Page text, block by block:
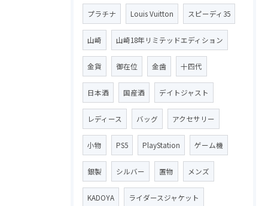
プラチナ Louis Vuitton スピーディ35
山崎 山崎18年リミテッドエディション
金貨 御在位 金歯 十四代
日本酒 国産酒 デイトジャスト
レディース バッグ アクセサリー
小物 PS5 PlayStation ゲーム機
銀製 シルバー 置物 メンズ
KADOYA ライダースジャケット